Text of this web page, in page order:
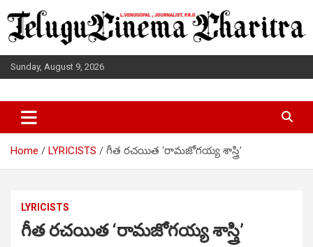
to
content
Sunday, August 9, 2026
TELUGUCINEMA CHARITRA
Home LYRICISTS గీత రచయిత ‘రామజోగయ్య శాస్త్రి’
LYRICISTS
గీత రచయిత ‘రామజోగయ్య శాస్త్రి’